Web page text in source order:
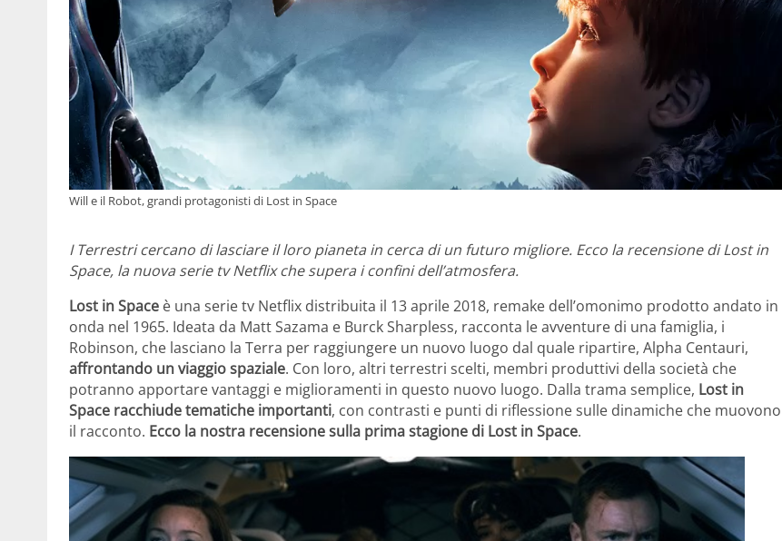
Will e il Robot, grandi protagonisti di Lost in Space
I Terrestri cercano di lasciare il loro pianeta in cerca di un futuro migliore. Ecco la recensione di Lost in
Space, la nuova serie tv Netflix che supera i confini dell’atmosfera.
Lost in Space è una serie tv Netflix distribuita il 13 aprile 2018, remake dell’omonimo prodotto andato in
onda nel 1965. Ideata da Matt Sazama e Burck Sharpless, racconta le avventure di una famiglia, i
Robinson, che lasciano la Terra per raggiungere un nuovo luogo dal quale ripartire, Alpha Centauri,
affrontando un viaggio spaziale. Con loro, altri terrestri scelti, membri produttivi della società che
potranno apportare vantaggi e miglioramenti in questo nuovo luogo. Dalla trama semplice, Lost in
Space racchiude tematiche importanti, con contrasti e punti di riflessione sulle dinamiche che muovono
il racconto. Ecco la nostra recensione sulla prima stagione di Lost in Space.